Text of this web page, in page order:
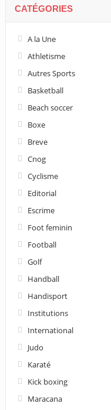
CATÉGORIES
A la Une
Athletisme
Autres Sports
Basketball
Beach soccer
Boxe
Breve
Cnog
Cyclisme
Editorial
Escrime
Foot feminin
Football
Golf
Handball
Handisport
Institutions
International
Judo
Karaté
Kick boxing
Maracana